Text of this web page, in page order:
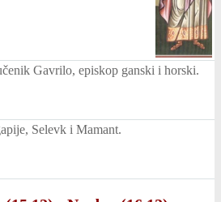
Gavrilo, episkop ganski i horski.
Selevk i Mamant.